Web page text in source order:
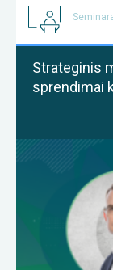
Strateginis
sprendimai